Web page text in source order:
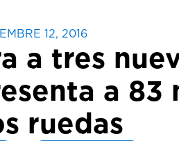
12, 2016
a tres
a 83
ruedas